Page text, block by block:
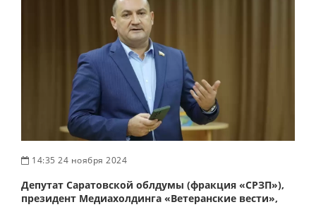
14:35 24 ноября 2024
Депутат Саратовской облдумы (фракция «СРЗП»),
президент Медиахолдинга «Ветеранские вести»,